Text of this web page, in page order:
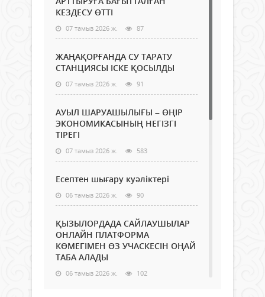
КЕЗДЕСУ ӨТТІ
07 тамыз 2026 ж. 87
ЖАҢАҚОРҒАНДА СУ ТАРАТУ
СТАНЦИЯСЫ ІСКЕ ҚОСЫЛДЫ
07 тамыз 2026 ж. 91
АУЫЛ ШАРУАШЫЛЫҒЫ – ӨҢІР
ЭКОНОМИКАСЫНЫҢ НЕГІЗГІ
ТІРЕГІ
07 тамыз 2026 ж. 583
Есептен шығару куәліктері
06 тамыз 2026 ж. 90
ҚЫЗЫЛОРДАДА САЙЛАУШЫЛАР
ОНЛАЙН ПЛАТФОРМА
КӨМЕГІМЕН ӨЗ УЧАСКЕСІН ОҢАЙ
ТАБА АЛАДЫ
06 тамыз 2026 ж. 102